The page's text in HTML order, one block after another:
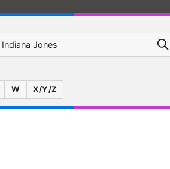
W X/Y/Z